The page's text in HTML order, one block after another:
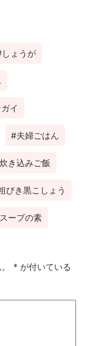
しょうが
イ
夫婦ごはん
炊き込みご飯
びき黒こしょう
ープの素
* が付いている